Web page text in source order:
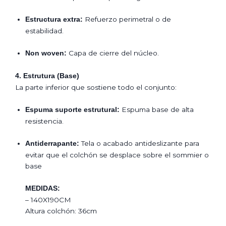
Estructura extra: Refuerzo perimetral o de
estabilidad.
Non woven: Capa de cierre del núcleo.
4. Estrutura (Base)
La parte inferior que sostiene todo el conjunto:
Espuma suporte estrutural: Espuma base de alta
resistencia.
Antiderrapante: Tela o acabado antideslizante para
evitar que el colchón se desplace sobre el sommier o
base
MEDIDAS:
– 140X190CM
Altura colchón: 36cm